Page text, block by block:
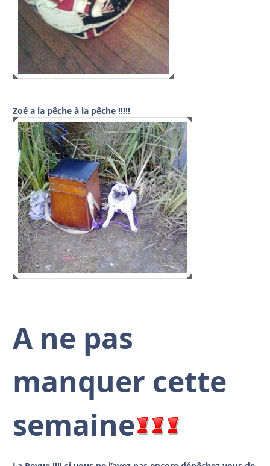
Zoé a la pêche à la pêche !!!!!
A ne pas
manquer cette
semaine